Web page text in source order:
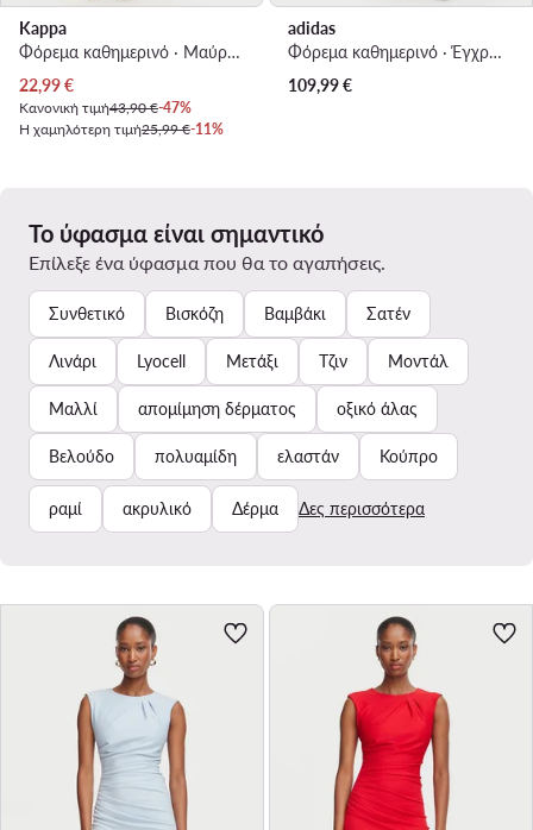
Kappa
Φόρεμα καθημερινό · Μαύρο · Midi
Τρέχουσα τιμή
22,99€
Κανονική τιμή43,90 €-47%
Η χαμηλότερη τιμή25,99 €-11%
adidas
Φόρεμα καθημερινό · Έγχρωμο · Maxi
109,99€
Το ύφασμα είναι σημαντικό
Επίλεξε ένα ύφασμα που θα το αγαπήσεις.
Συνθετικό Βισκόζη Βαμβάκι Σατέν
Λινάρι Lyocell Μετάξι Τζιν Μοντάλ
Μαλλί απομίμηση δέρματος οξικό άλας
Βελούδο πολυαμίδη ελαστάν Κούπρο
ραμί ακρυλικό Δέρμα Δες περισσότερα